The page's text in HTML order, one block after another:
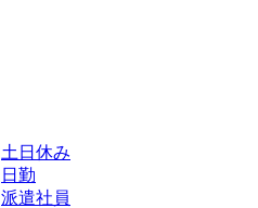
土日休み
日勤
派遣社員